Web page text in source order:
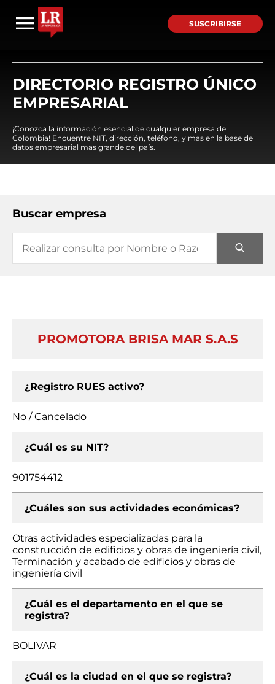
SUSCRIBIRSE
DIRECTORIO REGISTRO ÚNICO
EMPRESARIAL
¡Conozca la información esencial de cualquier empresa de
Colombia! Encuentre NIT, dirección, teléfono, y mas en la base de
datos empresarial mas grande del país.
Buscar empresa
PROMOTORA BRISA MAR S.A.S
¿Registro RUES activo?
No / Cancelado
¿Cuál es su NIT?
901754412
¿Cuáles son sus actividades económicas?
Otras actividades especializadas para la
construcción de edificios y obras de ingeniería civil,
Terminación y acabado de edificios y obras de
ingeniería civil
¿Cuál es el departamento en el que se
registra?
BOLIVAR
¿Cuál es la ciudad en el que se registra?